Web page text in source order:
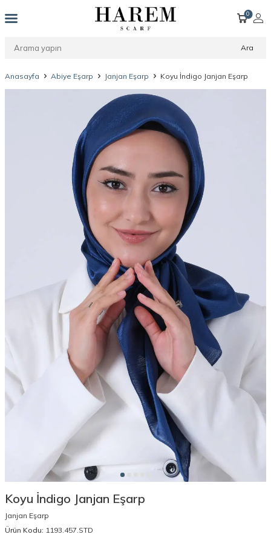
Ara
0
Anasayfa Abiye Eşarp Janjan Eşarp Koyu İndigo Janjan Eşarp
Koyu İndigo Janjan Eşarp
Janjan Eşarp
Ürün Kodu: 1193.457.STD